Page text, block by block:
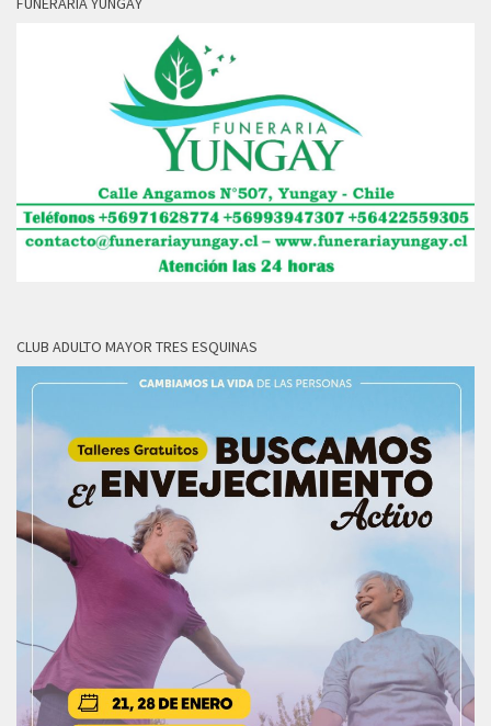
CLUB ADULTO MAYOR TRES ESQUINAS